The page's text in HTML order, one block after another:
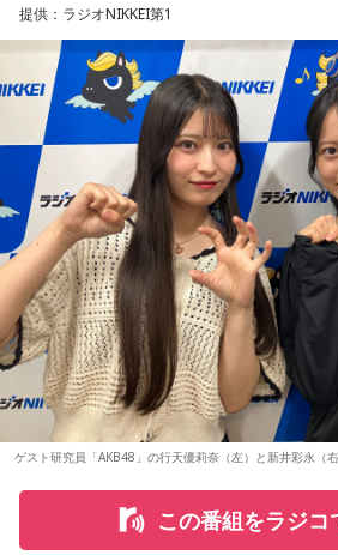
11月03日（火・祝）@大阪 森ノ宮ピロ
11月07日（土）@愛知 中日ホール
11月13日（金）@東京 東京国際フォー
※ライブの詳細は公式サイトをご確認
＜かつしかトリオ プロフィール＞
2021年、初期CASIOPEAに在籍した
（Dr）、向谷 実（Key）によって結成
新曲はiTunes Storeジャズチャート1
のホールツアーは各地で大きな熱狂を
2023年、オリジナル1stアルバム『
行配信したタイトル曲も連続してジャ
3度目の全国ツアーはソールドアウト続
突き抜けたサウンドで構築された2nd
アバレンボー』をリリース。それに伴
を大きく上回る動員を記録した。
そして2025年秋には巨匠ドン・マレ
LAレコーディングによる3rdアルバム
Strings』をリリース。続いておこなわ
ブ / えびちる / エルスウェア紀行 /
oh!! 真珠s / osage / Ochunism / Offo
が計画 / katawara / KamiCat /
ープ / 川後陽菜 & YONAKA Band /
東飯店 / Gill Snatch / QOOPIE / Good
さされたら / CRAZY BLUES / KeNN /
スターズ / komsume / コロブチカ /
JAPANESE PRIDE / SATOH /
Sundae May Club / gb / SherLock / 終
平線 / スーパー登山部 / SUKEROQUE /
The Slumbers / Sezko / TiDE / 大東ま
CheChe / 月追う彼方 / 月と徒花 /
ューまでスラストンズ / Telepathy /
ごと / Natsudaidai / 名無し之太郎 /
No.MEN / PAIL OUT / パキルカ / ハク
されたい / PULPS / 板歯目 / ひおり /
/ First Love is Never Returned / フジ
hunny / Grape Kiki / クロムレイリー /
ラシカ / Cosmola / kohamo / ゴホウ
KING OF ROOKIE / 佐久間龍星 /
HAMIDA SHE'S / the bercedes menz
三四少女 / She Side Ship / Jene /
/ 至福ぽんちょ / SYAYOS / 13.3g /
実貴子ズ / スパノヴァ特急 / speel
カンドバッカー / セブンス・ベガ /
チョーキューメイ / D’ypcys /
Togoz / tonerico / ドミノンストップ /
/ NEK! / ネ★ナイト / Bye-Bye-Hand
Club / パスピエ / harha / HALLEY /
/ ピストン少女 / HIKKA / 秘めごと / ひ
FUJIBASE / BLACK BERRY TIMES / a
PompadollS / Massclub / まつむら か
マイナー / MisiiN / 皆川溺集合体 /
後半の「AKB48研究所！」のコーナー
徹底調査！ 8月19日発売の68thシング
選抜メンバー・新井彩永が曲の聴きど
が700万回を超えたMVの内容について
が参加しているカップリング曲『渦の
しく伺います。行天優莉奈が今年3月
「KLP48」時代のエピソードも大公開
（土）・27日（日）にKアリーナ横浜
CONCEPTS LIVE」の詳細情報など
す！
解説は、日本経済新聞客員編集委員の
アナウンサーの栗林さみ。
提供：ラジオNIKKEI第1
ゲスト研究員「AKB48」の行天優莉奈（左）と新井彩永（右
この番組をラジコ